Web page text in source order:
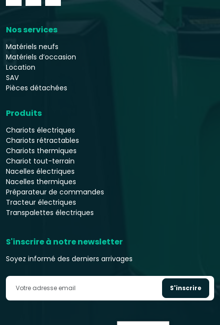
Nos services
Matériels neufs
Matériels d’occasion
Location
SAV
Pièces détachées
Produits
Chariots électriques
Chariots rétractables
Chariots thermiques
Chariot tout-terrain
Nacelles électriques
Nacelles thermiques
Préparateur de commandes
Tracteur électriques
Transpalettes électriques
S'inscrire à notre newsletter
Soyez informé des derniers arrivages
S'inscrire